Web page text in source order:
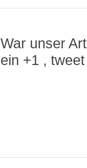
War unser
ein +1 ,